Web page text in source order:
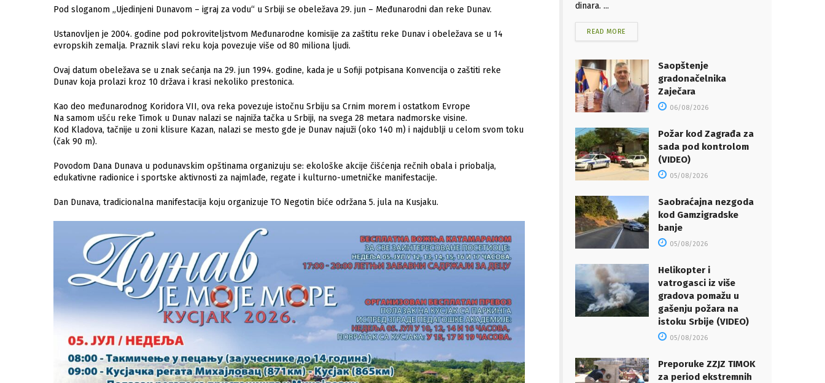
Pod sloganom „Ujedinjeni Dunavom – igraj za vodu“ u Srbiji se obeležava 29. jun – Međunarodni dan reke Dunav.
Ustanovljen je 2004. godine pod pokroviteljstvom Međunarodne komisije za zaštitu reke Dunav i obeležava se u 14
evropskih zemalja. Praznik slavi reku koja povezuje više od 80 miliona ljudi.
Ovaj datum obeležava se u znak sećanja na 29. jun 1994. godine, kada je u Sofiji potpisana Konvencija o zaštiti reke
Dunav koja prolazi kroz 10 država i krasi nekoliko prestonica.
Kao deo međunarodnog Koridora VII, ova reka povezuje istočnu Srbiju sa Crnim morem i ostatkom Evrope
Na samom ušću reke Timok u Dunav nalazi se najniža tačka u Srbiji, na svega 28 metara nadmorske visine.
Kod Kladova, tačnije u zoni klisure Kazan, nalazi se mesto gde je Dunav najuži (oko 140 m) i najdublji u celom svom toku
(čak 90 m).
Povodom Dana Dunava u podunavskim opštinama organizuju se: ekološke akcije čišćenja rečnih obala i priobalja,
edukativne radionice i sportske aktivnosti za najmlađe, regate i kulturno-umetničke manifestacije.
Dan Dunava, tradicionalna manifestacija koju organizuje TO Negotin biće održana 5. jula na Kusjaku.
dinara. ...
READ MORE
Saopštenje
gradonačelnika
Zaječara
06/08/2026
Požar kod Zagrađa za
sada pod kontrolom
(VIDEO)
05/08/2026
Saobraćajna nezgoda
kod Gamzigradske
banje
05/08/2026
Helikopter i
vatrogasci iz više
gradova pomažu u
gašenju požara na
istoku Srbije (VIDEO)
05/08/2026
Preporuke ZZJZ TIMOK
za period ekstremnih